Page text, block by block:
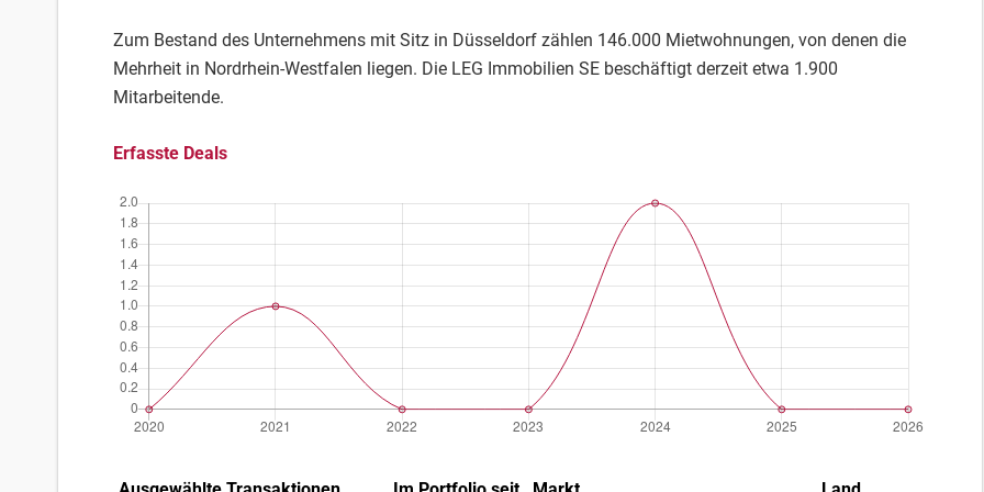
Zum Bestand des Unternehmens mit Sitz in Düsseldorf zählen 146.000 Mietwohnungen, von denen die
Mehrheit in Nordrhein-Westfalen liegen. Die LEG Immobilien SE beschäftigt derzeit etwa 1.900
Mitarbeitende.
Erfasste Deals